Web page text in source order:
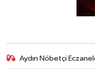
Aydın Nöbetçi